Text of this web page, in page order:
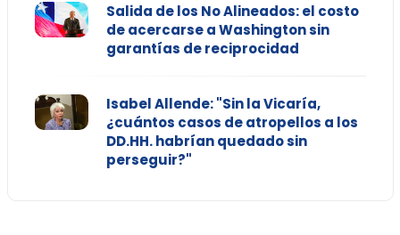
Salida de los No Alineados: el costo
de acercarse a Washington sin
garantías de reciprocidad
Isabel Allende: "Sin la Vicaría,
¿cuántos casos de atropellos a los
DD.HH. habrían quedado sin
perseguir?"